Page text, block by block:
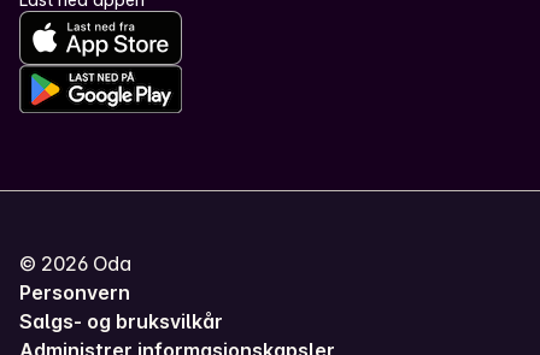
© 2026 Oda
Personvern
Salgs- og bruksvilkår